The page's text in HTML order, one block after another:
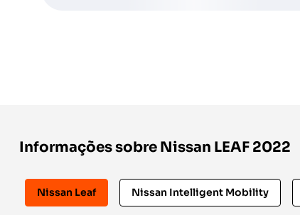
Informações sobre Nissan LEAF 2022
Nissan Leaf Nissan Intelligent Mobility